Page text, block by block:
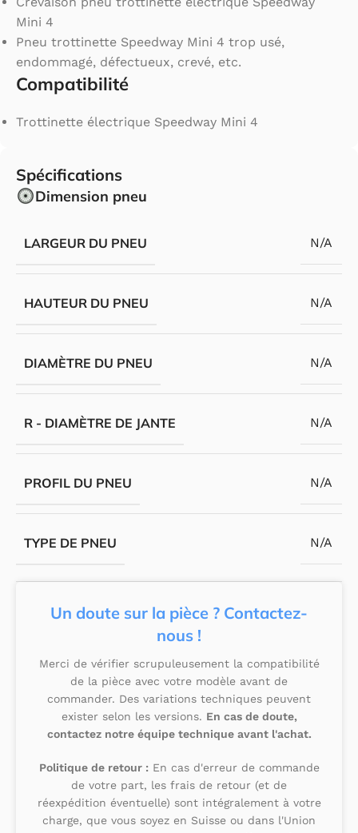
Mini 4
Pneu trottinette Speedway Mini 4 trop usé,
endommagé, défectueux, crevé, etc.
Compatibilité
Trottinette électrique Speedway Mini 4
Spécifications
Dimension pneu
LARGEUR DU PNEU N/A
HAUTEUR DU PNEU N/A
DIAMÈTRE DU PNEU N/A
R - DIAMÈTRE DE JANTE N/A
PROFIL DU PNEU N/A
TYPE DE PNEU N/A
Un doute sur la pièce ? Contactez-
nous !
Merci de vérifier scrupuleusement la compatibilité
de la pièce avec votre modèle avant de
commander. Des variations techniques peuvent
exister selon les versions. En cas de doute,
contactez notre équipe technique avant l'achat.
Politique de retour : En cas d'erreur de commande
de votre part, les frais de retour (et de
réexpédition éventuelle) sont intégralement à votre
charge, que vous soyez en Suisse ou dans l'Union